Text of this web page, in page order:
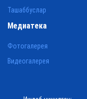
Ташаббуслар
Медиатека
Фотогалерея
Видеогалерея